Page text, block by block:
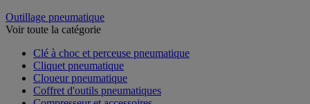
Outillage pneumatique
Voir toute la catégorie
Clé à choc et perceuse pneumatique
Cliquet pneumatique
Cloueur pneumatique
Coffret d'outils pneumatiques